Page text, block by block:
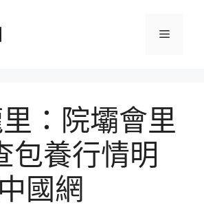
選
：院壩會里
包養行情明
國網